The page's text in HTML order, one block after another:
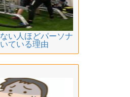
い人ほどパーソナ
ている理由